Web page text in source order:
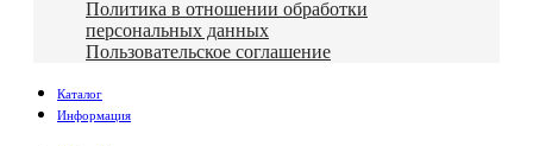
Политика в отношении обработки
персональных данных
Пользовательское соглашение
Каталог
Информация